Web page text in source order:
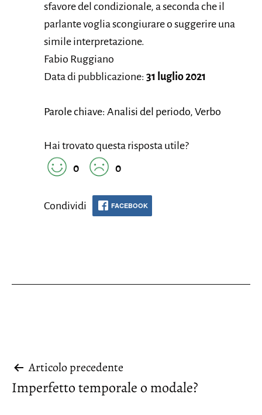
sfavore del condizionale, a seconda che il
parlante voglia scongiurare o suggerire una
simile interpretazione.
Fabio Ruggiano
Data di pubblicazione: 31 luglio 2021
Parole chiave: Analisi del periodo, Verbo
Hai trovato questa risposta utile?
0
0
Condividi FACEBOOK
Navigazione
articoli
Articolo precedente
Imperfetto temporale o modale?